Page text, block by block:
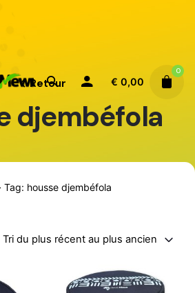
€ 0,00
0
Retour
djembéfola
Tag: housse djembéfola
Tri du plus récent au plus ancien